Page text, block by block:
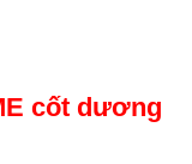
cốt dương